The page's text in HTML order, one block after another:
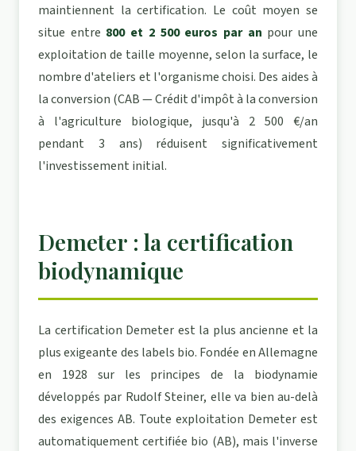
maintiennent la certification. Le coût moyen se
situe entre 800 et 2 500 euros par an pour une
exploitation de taille moyenne, selon la surface, le
nombre d'ateliers et l'organisme choisi. Des aides à
la conversion (CAB — Crédit d'impôt à la conversion
à l'agriculture biologique, jusqu'à 2 500 €/an
pendant 3 ans) réduisent significativement
l'investissement initial.
Demeter : la certification
biodynamique
La certification Demeter est la plus ancienne et la
plus exigeante des labels bio. Fondée en Allemagne
en 1928 sur les principes de la biodynamie
développés par Rudolf Steiner, elle va bien au-delà
des exigences AB. Toute exploitation Demeter est
automatiquement certifiée bio (AB), mais l'inverse